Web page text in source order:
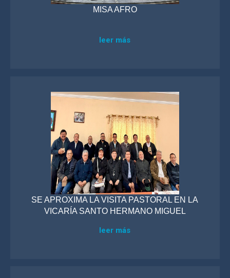
MISA AFRO
leer más
SE APROXIMA LA VISITA PASTORAL EN LA
VICARÍA SANTO HERMANO MIGUEL
leer más